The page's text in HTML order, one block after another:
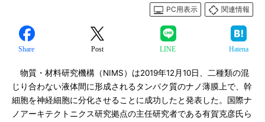
PC用表示
関連情報
Share Post LINE Hatena
物質・材料研究機構（NIMS）は2019年12月10日、二種類の混
じり合わない液体間に形成されるタンパク質のナノ薄膜上で、幹
細胞を神経細胞に分化させることに成功したと発表した。国際ナ
ノアーキテクトニクス研究拠点の主任研究者である有賀克彦氏ら